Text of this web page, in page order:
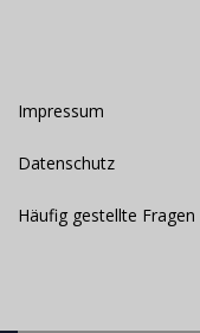
Impressum
Datenschutz
Häufig gestellte Fragen